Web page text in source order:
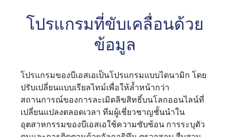
โปรแกรมที่ขับเคลื่อนด้วย
ข้อมูล
โปรแกรมของบีเอสเอเป็นโปรแกรมแบบไดนามิก โดย
ปรับเปลี่ยนแบบเรียลไทม์เพื่อให้ล้ำหน้ากว่า
สถานการณ์ของการละเมิดลิขสิทธิ์บนโลกออนไลน์ที่
เปลี่ยนแปลงตลอดเวลา ทีมผู้เชี่ยวชาญชั้นนำใน
อุตสาหกรรมของบีเอสเอใช้ความซับซ้อน การระบุตัว